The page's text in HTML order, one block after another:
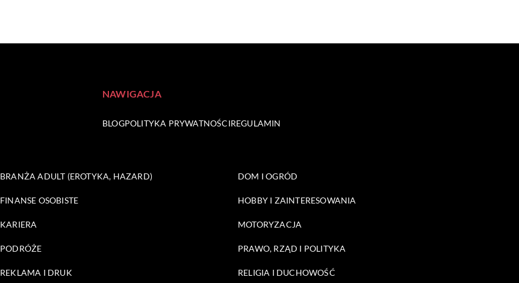
NAWIGACJA
BLOGPOLITYKA PRYWATNOŚCIREGULAMIN
BRANŻA ADULT (EROTYKA, HAZARD) DOM I OGRÓD
FINANSE OSOBISTE HOBBY I ZAINTERESOWANIA
KARIERA MOTORYZACJA
PODRÓŻE PRAWO, RZĄD I POLITYKA
REKLAMA I DRUK RELIGIA I DUCHOWOŚĆ